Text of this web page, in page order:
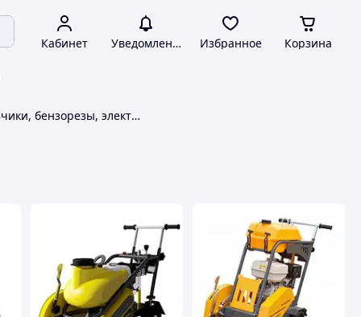
Кабинет Уведомления Избранное Корзина
Швонарезчики, бензорезы, электрорезы Enar